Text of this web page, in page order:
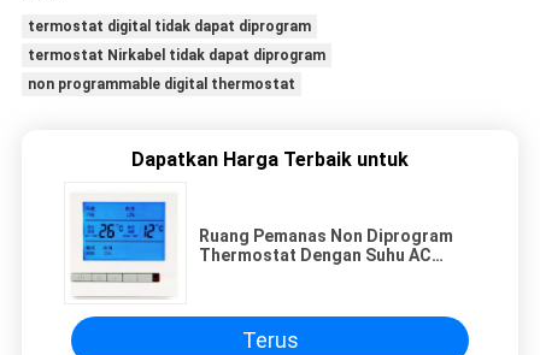
termostat digital tidak dapat diprogram
termostat Nirkabel tidak dapat diprogram
non programmable digital thermostat
Dapatkan Harga Terbaik untuk
Ruang Pemanas Non Diprogram
Thermostat Dengan Suhu AC
Terus